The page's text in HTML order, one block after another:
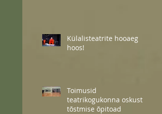
Külalisteatrite hooaeg
hoos!
Toimusid
teatrikogukonna oskuste
tõstmise õpitoad